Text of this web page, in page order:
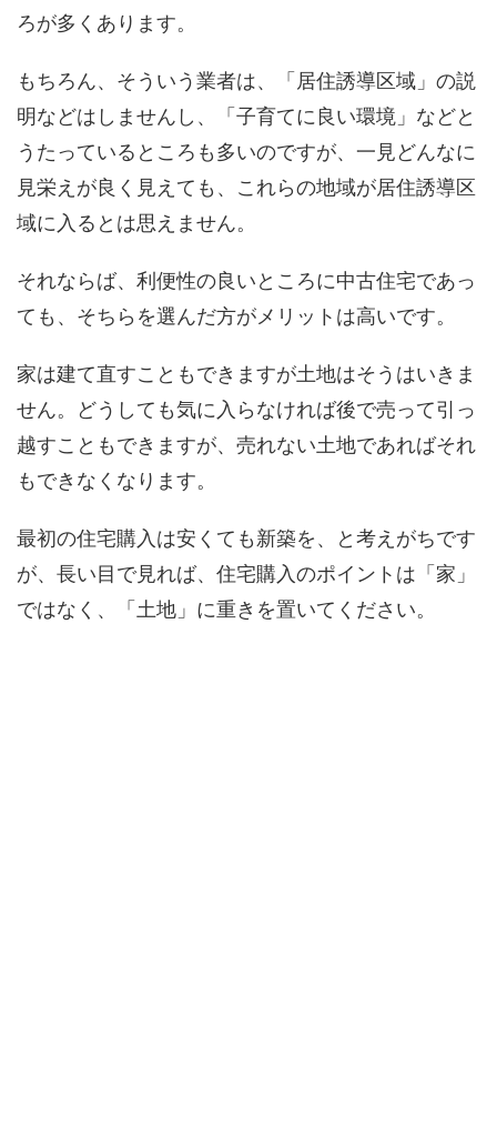
ろが多くあります。
もちろん、そういう業者は、「居住誘導区域」の説
明などはしませんし、「子育てに良い環境」などと
うたっているところも多いのですが、一見どんなに
見栄えが良く見えても、これらの地域が居住誘導区
域に入るとは思えません。
それならば、利便性の良いところに中古住宅であっ
ても、そちらを選んだ方がメリットは高いです。
家は建て直すこともできますが土地はそうはいきま
せん。どうしても気に入らなければ後で売って引っ
越すこともできますが、売れない土地であればそれ
もできなくなります。
最初の住宅購入は安くても新築を、と考えがちです
が、長い目で見れば、住宅購入のポイントは「家」
ではなく、「土地」に重きを置いてください。